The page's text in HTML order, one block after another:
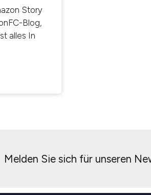
Story
Blog,
alles In
Melden Sie sich für unseren